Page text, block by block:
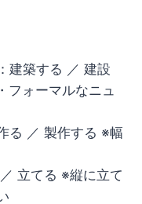
建築する ／ 建設
フォーマルなニュ
る ／ 製作する ※幅
立てる ※縦に立て